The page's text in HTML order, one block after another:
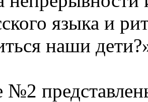
языка и
наши
№2